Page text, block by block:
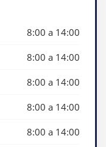
8:00 a 14:00
8:00 a 14:00
8:00 a 14:00
8:00 a 14:00
8:00 a 14:00